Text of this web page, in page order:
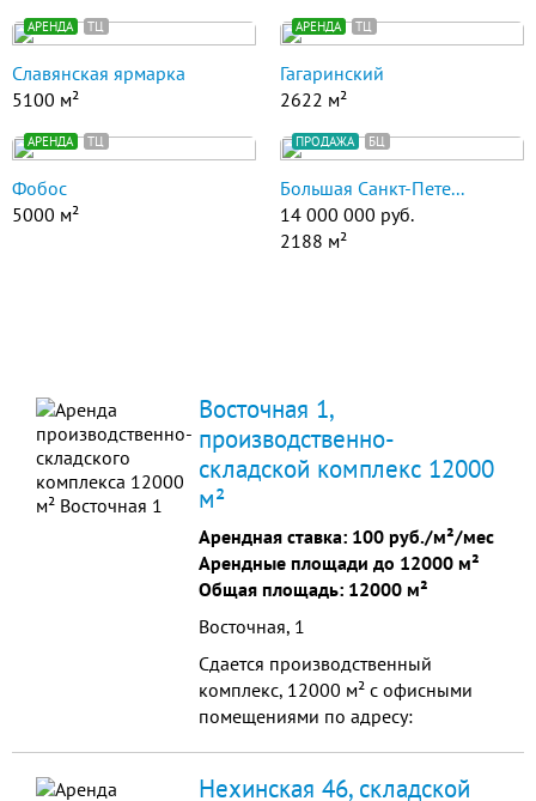
АРЕНДА ТЦ
Славянская ярмарка
5100 м²
АРЕНДА ТЦ
Гагаринский
2622 м²
АРЕНДА ТЦ
Фобос
5000 м²
ПРОДАЖА БЦ
Большая Санкт-Пете...
14 000 000 руб.
2188 м²
Восточная 1,
производственно-
складской комплекс 12000
м²
Арендная ставка: 100 руб./м²/мес
Арендные площади до 12000 м²
Общая площадь: 12000 м²
Восточная, 1
Сдается производственный
комплекс, 12000 м² с офисными
помещениями по адресу:
Нехинская 46, складской